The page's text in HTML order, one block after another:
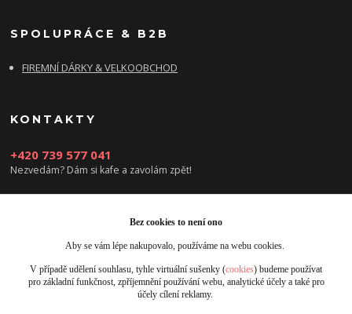
SPOLUPRÁCE & B2B
FIREMNÍ DÁRKY & VELKOOBCHOD
KONTAKTY
+420 739 577 041
Nezvedám? Dám si kafe a zavolám zpět!
info@damsikafe.cz
Bez cookies to není ono
Aby se vám lépe nakupovalo, používáme na webu cookies.
V případě udělení souhlasu, tyhle virtuální sušenky (cookies) budeme používat
pro základní funkčnost, zpříjemnění používání webu, analytické účely a také pro
účely cílení reklamy.